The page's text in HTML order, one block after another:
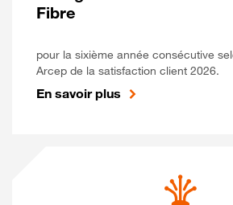
Fibre
pour la sixième année consécutive
Arcep de la satisfaction client 2026.
En savoir plus